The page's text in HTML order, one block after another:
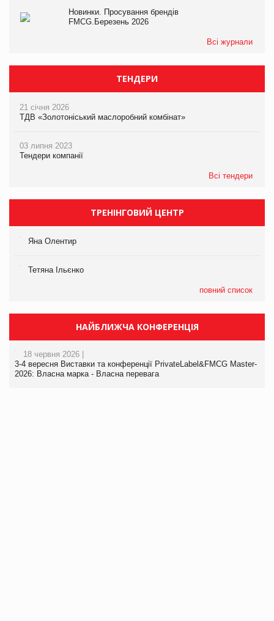
Новинки. Просування брендів
FMCG.Березень 2026
Всі журнали
ТЕНДЕРИ
21 січня 2026
ТДВ «Золотоніський маслоробний комбінат»
03 липня 2023
Тендери компанії
Всі тендери
ТРЕНІНГОВИЙ ЦЕНТР
Яна Олентир
Тетяна Ільєнко
повний список
НАЙБЛИЖЧА КОНФЕРЕНЦІЯ
18 червня 2026 |
3-4 вересня Виставки та конференції PrivateLabel&FMCG Master-
2026: Власна марка - Власна перевага